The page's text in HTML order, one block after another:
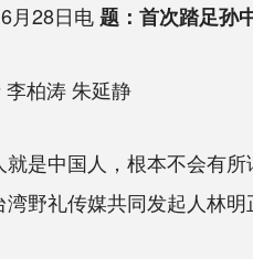
28日电 题：首次踏足孙
柏涛 朱延静
中国人，根本不会有所
野礼传媒共同发起人林明